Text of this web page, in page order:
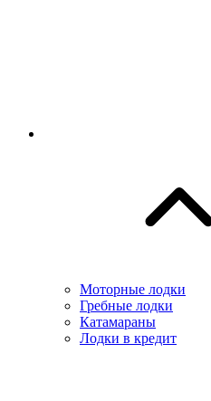
Моторные лодки
Гребные лодки
Катамараны
Лодки в кредит